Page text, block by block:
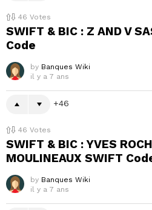
46 Votes
SWIFT & BIC : Z AND V
Code
by Banques Wiki
il y a 7 ans
46
46 Votes
SWIFT & BIC : YVES
MOULINEAUX SWIFT
by Banques Wiki
il y a 7 ans